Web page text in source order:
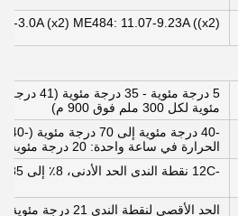
3.0A (x2) ME484: 11.07-9.23A ((x2)
مئوية لكل 300 ملم فوق 900 م)
الحرارة في ساعة واحدة: 20 درجة مئوية
-12C نقطة الندى الحد الأدنى، 8٪ إلى 85٪ الحد الأقصى، غير مكثفة
الحد الأقصى لنقطة الندى 21 درجة مئوية، الحد الأقصى من 5٪ إلى 100٪، غير مكثفة